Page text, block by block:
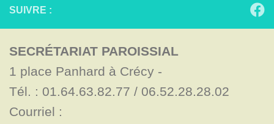
SUIVRE :
SECRÉTARIAT PAROISSIAL
1 place Panhard à Crécy -
Tél. : 01.64.63.82.77 / 06.52.28.28.02
Courriel :